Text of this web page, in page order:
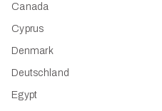
Canada
Cyprus
Denmark
Deutschland
Egypt